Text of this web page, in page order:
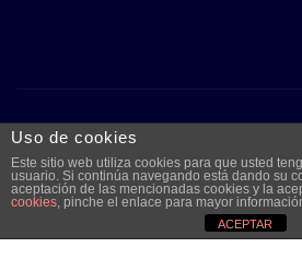
Copyright © 2026 | Funciona con
Newspor
Aviso legal y
Uso de cookies
Este sitio web utiliza cookies para que usted
usuario. Si continúa navegando está dando su
aceptación de las mencionadas cookies y la
cookies, pinche el enlace para mayor
ACEPTAR